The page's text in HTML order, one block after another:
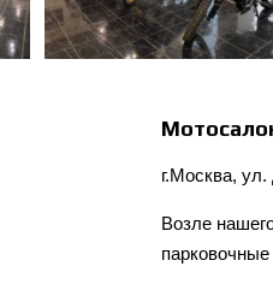
г.Москва,
Возле